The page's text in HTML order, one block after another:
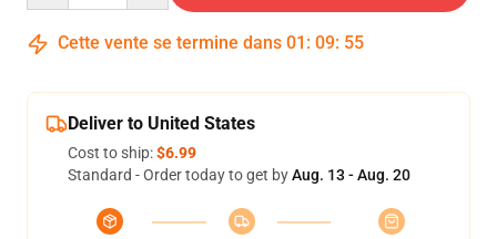
Cette vente se termine dans 01 : 09: 54
Deliver to United States
Cost to ship:$6.99
Standard - Order today to get byAug. 13 - Aug. 20